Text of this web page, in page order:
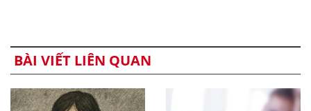
BÀI VIẾT LIÊN QUAN